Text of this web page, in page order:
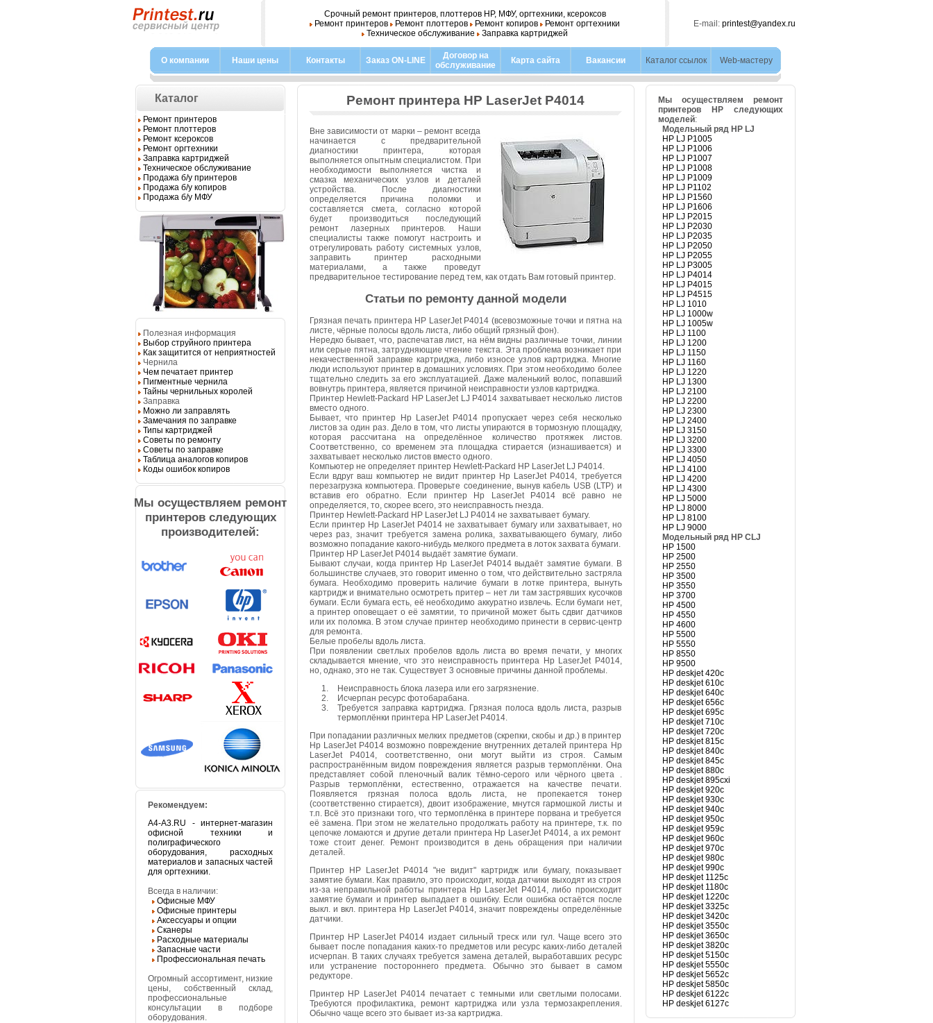
Срочный ремонт принтеров, плоттеров HP, МФУ, оргтехники, ксероксов
Ремонт принтеров
Ремонт плоттеров Ремонт копиров
Ремонт оргтехники
Техническое обслуживание
Заправка картриджей
E-mail: printest@yandex.ru
О компании Наши цены Контакты Заказ ON-LINE
Договор на
обслуживание
Карта сайта Вакансии Каталог ссылок Web-мастеру
Каталог
Ремонт принтеров
Ремонт плоттеров
Ремонт ксероксов
Ремонт оргтехники
Заправка картриджей
Техническое обслуживание
Продажа б/у принтеров
Продажа б/у копиров
Продажа б/у МФУ
Полезная информация
Выбор струйного принтера
Как защитится от неприятностей
Чернила
Чем печатает принтер
Пигментные чернила
Тайны чернильных королей
Заправка
Можно ли заправлять
Замечания по заправке
Типы картриджей
Советы по ремонту
Советы по заправке
Таблица аналогов копиров
Коды ошибок копиров
Мы осуществляем ремонт
принтеров следующих
производителей:
Рекомендуем:
A4-A3.RU - интернет-магазин
офисной техники и
полиграфического
оборудования, расходных
материалов и запасных частей
для оргтехники.
Всегда в наличии:
Офисные МФУ
Офисные принтеры
Аксессуары и опции
Сканеры
Расходные материалы
Запасные части
Профессиональная печать
Огромный ассортимент, низкие
цены, собственный склад,
профессиональные
консультации в подборе
оборудования.
Ремонт принтера HP LaserJet P4014
Вне зависимости от марки – ремонт всегда
начинается с предварительной
диагностики принтера, которая
выполняется опытным специалистом. При
необходимости выполняется чистка и
смазка механических узлов и деталей
устройства. После диагностики
определяется причина поломки и
составляется смета, согласно которой
будет производиться последующий
ремонт лазерных принтеров. Наши
специалисты также помогут настроить и
отрегулировать работу системных узлов,
заправить принтер расходными
материалами, а также проведут
предварительное тестирование перед тем, как отдать Вам готовый принтер.
Статьи по ремонту данной модели
Грязная печать принтера HP LaserJet P4014 (всевозможные точки и пятна на
листе, чёрные полосы вдоль листа, либо общий грязный фон).
Нередко бывает, что, распечатав лист, на нём видны различные точки, линии
или серые пятна, затрудняющие чтение текста. Эта проблема возникает при
некачественной заправке картриджа, либо износе узлов картриджа. Многие
люди используют принтер в домашних условиях. При этом необходимо более
тщательно следить за его эксплуатацией. Даже маленький волос, попавший
вовнутрь принтера, является причиной неисправности узлов картриджа.
Принтер Hewlett-Packard HP LaserJet LJ P4014 захватывает несколько листов
вместо одного.
Бывает, что принтер Hp LaserJet P4014 пропускает через себя несколько
листов за один раз. Дело в том, что листы упираются в тормозную площадку,
которая рассчитана на определённое количество протяжек листов.
Соответственно, со временем эта площадка стирается (изнашивается) и
захватывает несколько листов вместо одного.
Компьютер не определяет принтер Hewlett-Packard HP LaserJet LJ P4014.
Если вдруг ваш компьютер не видит принтер Hp LaserJet P4014, требуется
перезагрузка компьютера. Проверьте соединение, вынув кабель USB (LTP) и
вставив его обратно. Если принтер Hp LaserJet P4014 всё равно не
определяется, то, скорее всего, это неисправность гнезда.
Принтер Hewlett-Packard HP LaserJet LJ P4014 не захватывает бумагу.
Если принтер Hp LaserJet P4014 не захватывает бумагу или захватывает, но
через раз, значит требуется замена ролика, захватывающего бумагу, либо
возможно попадание какого-нибудь мелкого предмета в лоток захвата бумаги.
Принтер HP LaserJet P4014 выдаёт замятие бумаги.
Бывают случаи, когда принтер Hp LaserJet P4014 выдаёт замятие бумаги. В
большинстве случаев, это говорит именно о том, что действительно застряла
бумага. Необходимо проверить наличие бумаги в лотке принтера, вынуть
картридж и внимательно осмотреть притер – нет ли там застрявших кусочков
бумаги. Если бумага есть, её необходимо аккуратно извлечь. Если бумаги нет,
а принтер оповещает о её замятии, то причиной может быть сдвиг датчиков
или их поломка. В этом случае принтер необходимо принести в сервис-центр
для ремонта.
Белые пробелы вдоль листа.
При появлении светлых пробелов вдоль листа во время печати, у многих
складывается мнение, что это неисправность принтера Hp LaserJet P4014,
но, однако, это не так. Существует 3 основные причины данной проблемы.
Неисправность блока лазера или его загрязнение.
Исчерпан ресурс фотобарабана.
Требуется заправка картриджа. Грязная полоса вдоль листа, разрыв
термоплёнки принтера HP LaserJet P4014.
При попадании различных мелких предметов (скрепки, скобы и др.) в принтер
Hp LaserJet P4014 возможно повреждение внутренних деталей принтера Hp
LaserJet P4014, соответственно, они могут выйти из строя. Самым
распространённым видом повреждения является разрыв термоплёнки. Она
представляет собой пленочный валик тёмно-серого или чёрного цвета .
Разрыв термоплёнки, естественно, отражается на качестве печати.
Появляется грязная полоса вдоль листа, не пропекается тонер
(соответственно стирается), двоит изображение, мнутся гармошкой листы и
т.п. Всё это признаки того, что термоплёнка в принтере порвана и требуется
её замена. При этом не желательно продолжать работу на принтере, т.к. по
цепочке ломаются и другие детали принтера Hp LaserJet P4014, а их ремонт
тоже стоит денег. Ремонт производится в день обращения при наличии
деталей.
Принтер HP LaserJet P4014 "не видит" картридж или бумагу, показывает
замятие бумаги. Как правило, это происходит, когда датчики выходят из строя
из-за неправильной работы принтера Hp LaserJet P4014, либо происходит
замятие бумаги и принтер выпадает в ошибку. Если ошибка остаётся после
выкл. и вкл. принтера Hp LaserJet P4014, значит повреждены определённые
датчики.
Принтер HP LaserJet P4014 издает сильный треск или гул. Чаще всего это
бывает после попадания каких-то предметов или ресурс каких-либо деталей
исчерпан. В таких случаях требуется замена деталей, выработавших ресурс
или устранение постороннего предмета. Обычно это бывает в самом
редукторе.
Принтер HP LaserJet P4014 печатает с темными или светлыми полосами.
Требуются профилактика, ремонт картриджа или узла термозакрепления.
Обычно чаще всего это бывает из-за картриджа.
Мы осуществляем ремонт
принтеров HP следующих
моделей:
Модельный ряд HP LJ
HP LJ P1005
HP LJ P1006
HP LJ P1007
HP LJ P1008
HP LJ P1009
HP LJ P1102
HP LJ P1560
HP LJ P1606
HP LJ P2015
HP LJ P2030
HP LJ P2035
HP LJ P2050
HP LJ P2055
HP LJ P3005
HP LJ P4014
HP LJ P4015
HP LJ P4515
HP LJ 1010
HP LJ 1000w
HP LJ 1005w
HP LJ 1100
HP LJ 1200
HP LJ 1150
HP LJ 1160
HP LJ 1220
HP LJ 1300
HP LJ 2100
HP LJ 2200
HP LJ 2300
HP LJ 2400
HP LJ 3150
HP LJ 3200
HP LJ 3300
HP LJ 4050
HP LJ 4100
HP LJ 4200
HP LJ 4300
HP LJ 5000
HP LJ 8000
HP LJ 8100
HP LJ 9000
Модельный ряд HP CLJ
HP 1500
HP 2500
HP 2550
HP 3500
HP 3550
HP 3700
HP 4500
HP 4550
HP 4600
HP 5500
HP 5550
HP 8550
HP 9500
HP deskjet 420c
HP deskjet 610c
HP deskjet 640c
HP deskjet 656c
HP deskjet 695c
HP deskjet 710c
HP deskjet 720c
HP deskjet 815c
HP deskjet 840c
HP deskjet 845c
HP deskjet 880c
HP deskjet 895cxi
HP deskjet 920c
HP deskjet 930c
HP deskjet 940c
HP deskjet 950c
HP deskjet 959c
HP deskjet 960c
HP deskjet 970c
HP deskjet 980c
HP deskjet 990c
HP deskjet 1125c
HP deskjet 1180c
HP deskjet 1220c
HP deskjet 3325c
HP deskjet 3420c
HP deskjet 3550c
HP deskjet 3650c
HP deskjet 3820c
HP deskjet 5150c
HP deskjet 5550c
HP deskjet 5652c
HP deskjet 5850c
HP deskjet 6122c
HP deskjet 6127c